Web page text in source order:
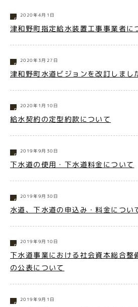
2020年4月1日
津和野町指定給水装置工事事業者に
2020年3月27日
津和野町水道ビジョンを改訂しまし
2020年1月10日
給水契約の定型約款について
2019年9月30日
下水道の使用・下水道料金について
2019年9月30日
水道、下水道の申込み・料金につい
2019年9月10日
下水道事業における社会資本総合整
の公表について
2019年9月1日